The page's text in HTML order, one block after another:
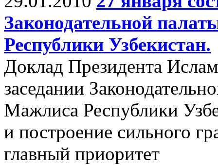
Законодательной
Республики Узбекистан.
Доклад Президента
заседании
Мажлиса Республики
и построение сильного
главный приоритет